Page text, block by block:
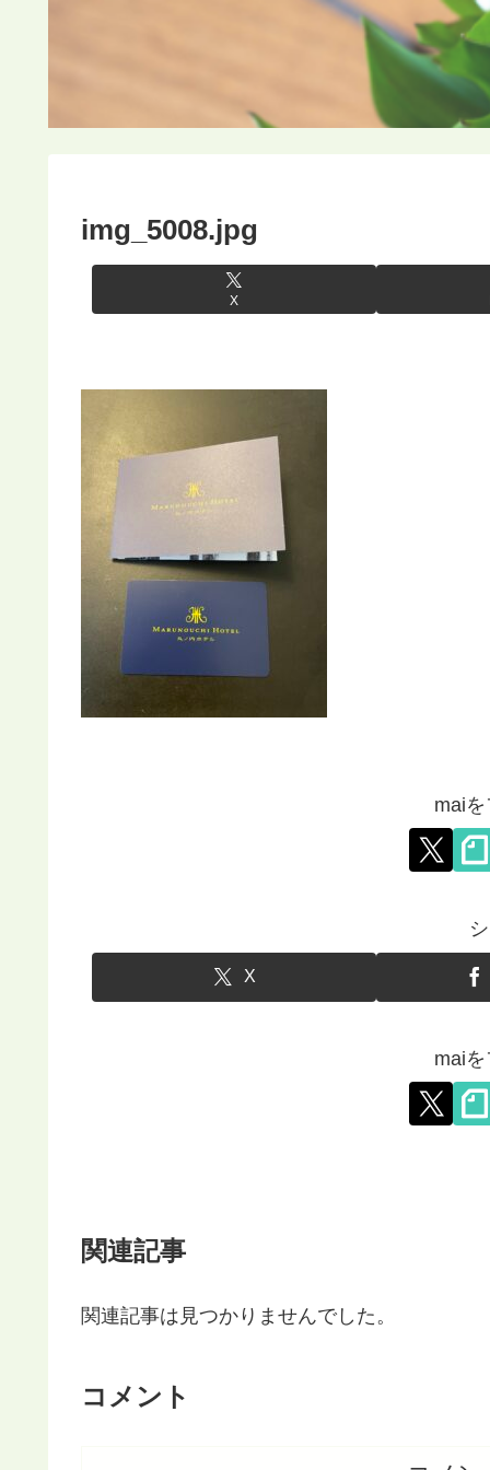
img_5008.jpg
X
mai
X
mai
関連記事
関連記事は見つかりませんでした。
コメント